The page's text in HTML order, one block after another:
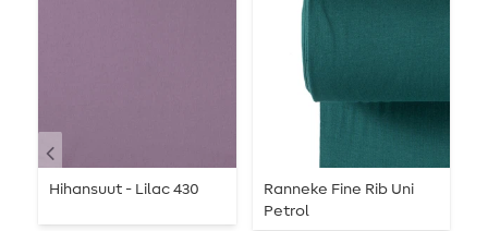
Hihansuut - Lilac 430
Ranneke Fine Rib Uni
Petrol